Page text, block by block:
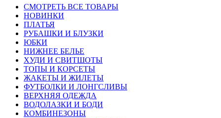
СМОТРЕТЬ ВСЕ ТОВАРЫ
НОВИНКИ
ПЛАТЬЯ
РУБАШКИ И БЛУЗКИ
ЮБКИ
НИЖНЕЕ БЕЛЬЕ
ХУДИ И СВИТШОТЫ
ТОПЫ И КОРСЕТЫ
ЖАКЕТЫ И ЖИЛЕТЫ
ФУТБОЛКИ И ЛОНГСЛИВЫ
ВЕРХНЯЯ ОДЕЖДА
ВОДОЛАЗКИ И БОДИ
КОМБИНЕЗОНЫ